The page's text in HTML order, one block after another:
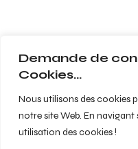
Demande de
Cookies...
Nous utilisons des cookies
notre site Web. En
utilisation des cookies !